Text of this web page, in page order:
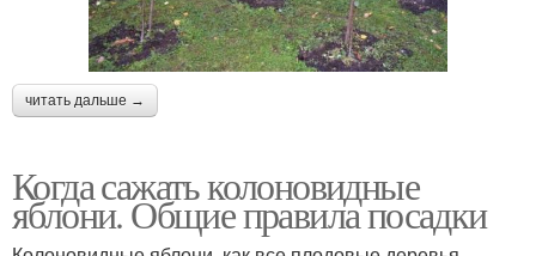
читать дальше →
Когда сажать колоновидные
яблони. Общие правила посадки